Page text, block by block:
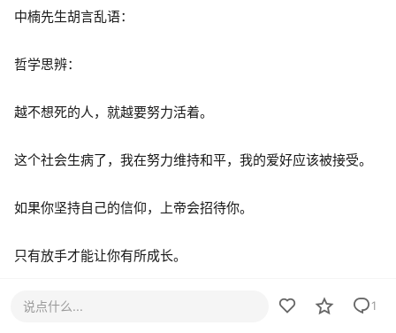
中楠先生胡言乱语：
哲学思辨：
越不想死的人，就越要努力活着。
这个社会生病了，我在努力维持和平，我的爱好应该被接受。
如果你坚持自己的信仰，上帝会招待你。
只有放手才能让你有所成长。
道德只能约束有道德的人。
说点什么... 1